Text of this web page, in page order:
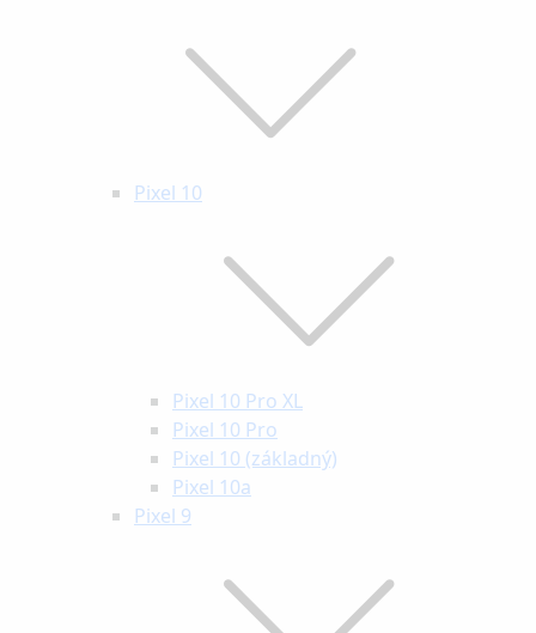
Pixel 10
Pixel 10 Pro XL
Pixel 10 Pro
Pixel 10 (základný)
Pixel 10a
Pixel 9